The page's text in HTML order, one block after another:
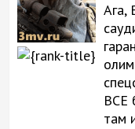
Ага,
ВСЕ
там